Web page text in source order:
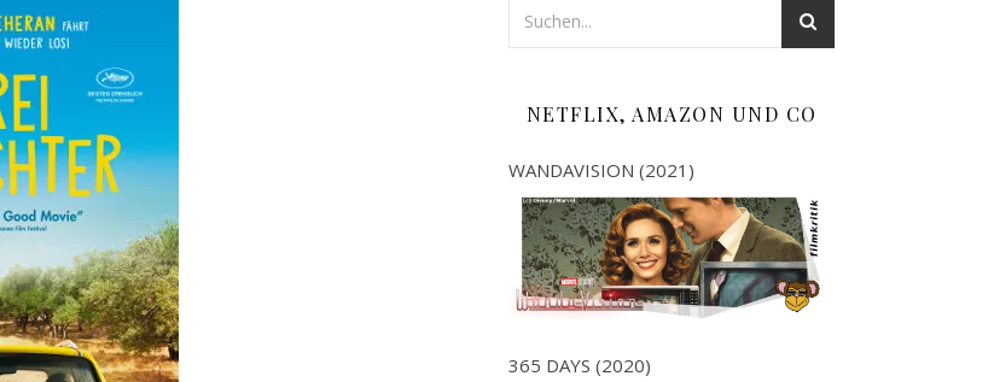
NETFLIX, AMAZON UND CO
WANDAVISION (2021)
365 DAYS (2020)